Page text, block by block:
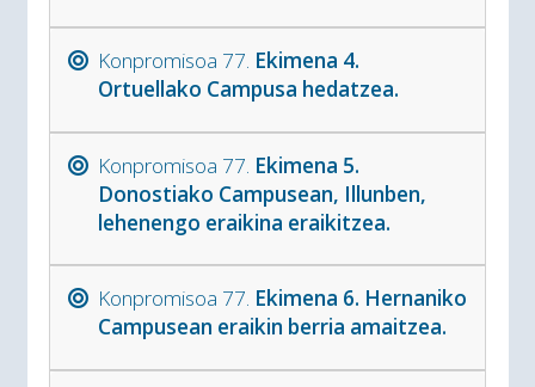
Konpromisoa 77. Ekimena 4.
Ortuellako Campusa hedatzea.
Konpromisoa 77. Ekimena 5.
Donostiako Campusean, Illunben,
lehenengo eraikina eraikitzea.
Konpromisoa 77. Ekimena 6. Hernaniko
Campusean eraikin berria amaitzea.